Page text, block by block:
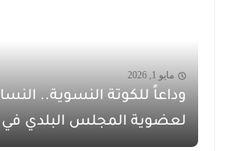
مايو 1, 2026
وداعاً للكوتة النسوية..
لعضوية المجلس البلدي في